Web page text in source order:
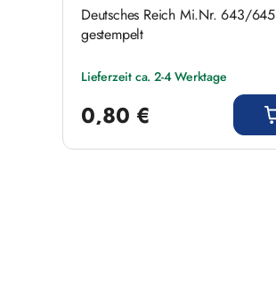
Deutsches Reich Mi.Nr. 643/645
gestempelt
Lieferzeit ca. 2-4 Werktage
0,80 €